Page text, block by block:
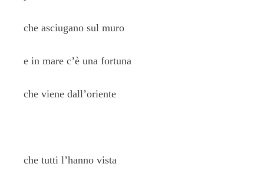
che asciugano sul muro
e in mare c’è una fortuna
che viene dall’oriente
che tutti l’hanno vista